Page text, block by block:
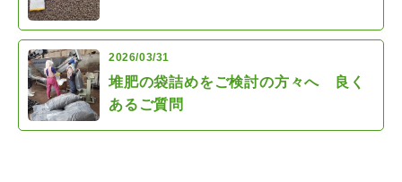
2026/03/31
堆肥の袋詰めをご検討の方々へ 良く
あるご質問